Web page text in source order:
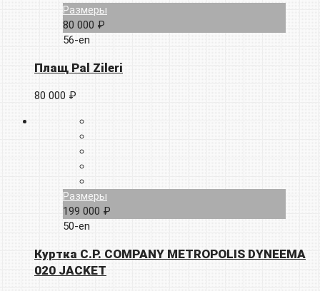
Размеры
80 000 ₽
56-en
Плащ Pal Zileri
80 000 ₽
Размеры
199 000 ₽
50-en
Куртка C.P. COMPANY METROPOLIS DYNEEMA
020 JACKET